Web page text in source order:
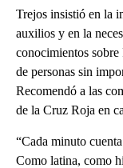
Trejos insistió en la
auxilios y en la
conocimientos
de personas sin
Recomendó a las
de la Cruz Roja en
“Cada minuto
Como latina, como